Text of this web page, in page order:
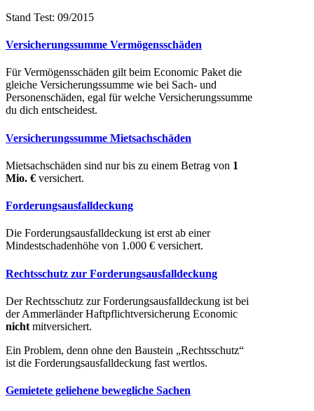
Stand Test: 09/2015
Versicherungssumme Vermögensschäden
Für Vermögensschäden gilt beim Economic Paket die
gleiche Versicherungssumme wie bei Sach- und
Personenschäden, egal für welche Versicherungssumme
du dich entscheidest.
Versicherungssumme Mietsachschäden
Mietsachschäden sind nur bis zu einem Betrag von 1
Mio. € versichert.
Forderungsausfalldeckung
Die Forderungsausfalldeckung ist erst ab einer
Mindestschadenhöhe von 1.000 € versichert.
Rechtsschutz zur Forderungsausfalldeckung
Der Rechtsschutz zur Forderungsausfalldeckung ist bei
der Ammerländer Haftpflichtversicherung Economic
nicht mitversichert.
Ein Problem, denn ohne den Baustein „Rechtsschutz“
ist die Forderungsausfalldeckung fast wertlos.
Gemietete geliehene bewegliche Sachen